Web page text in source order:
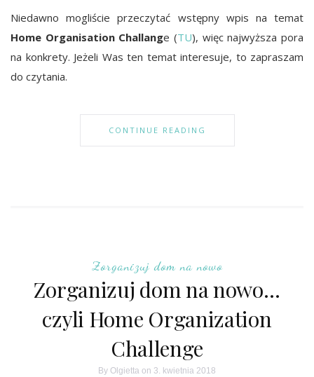
Niedawno mogliście przeczytać wstępny wpis na temat
Home Organisation Challange (TU), więc najwyższa pora
na konkrety. Jeżeli Was ten temat interesuje, to zapraszam
do czytania.
CONTINUE READING
Zorganizuj dom na nowo
Zorganizuj dom na nowo…
czyli Home Organization
Challenge
By Olgietta on 3. kwietnia 2018